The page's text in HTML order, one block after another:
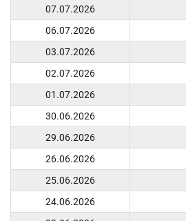
07.07.2026
06.07.2026
03.07.2026
02.07.2026
01.07.2026
30.06.2026
29.06.2026
26.06.2026
25.06.2026
24.06.2026